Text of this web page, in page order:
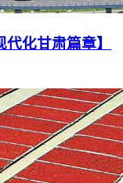
化甘肃篇章】